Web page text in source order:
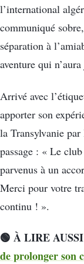
l’international
communiqué
séparation à
aventure qui
Arrivé avec
apporter son
la Transylvanie
passage : « Le
parvenus à un
Merci pour votre
continu ! ».
🟢 À LIRE
de prolonger son